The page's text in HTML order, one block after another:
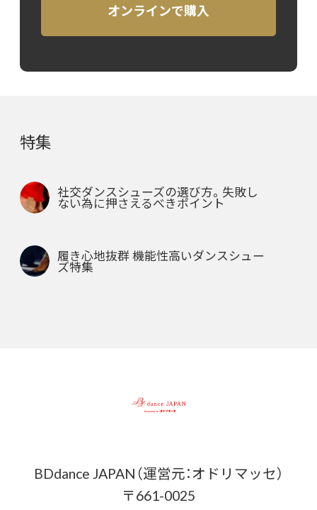
オンラインで購入
特集
社交ダンスシューズの選び方。失敗し
ない為に押さえるべきポイント
履き心地抜群 機能性高いダンスシュー
ズ特集
BDdance JAPAN（運営元：オドリマッセ）
〒661-0025